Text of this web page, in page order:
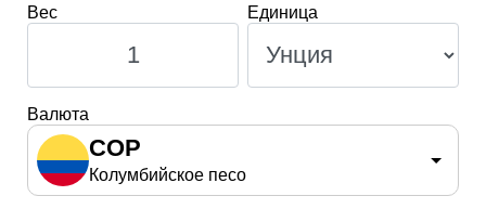
Вес Единица
Валюта
COP
Колумбийское песо